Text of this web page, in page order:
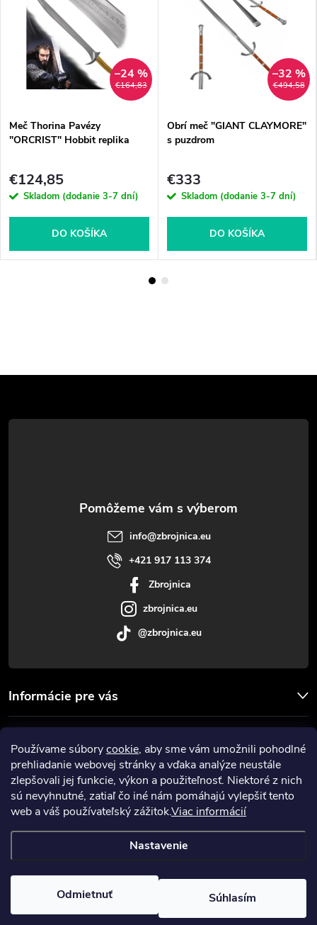
Používame súborycookie, aby sme vám umožnili pohodlné
prehliadanie webovej stránky a vďaka analýze neustále
zlepšovali jej funkcie, výkon a použiteľnosť. Niektoré z nich
sú nevyhnutné, zatiaľ čo iné nám pomáhajú vylepšiť tento
web a váš používateľský zážitok.Viac informácií
Nastavenie
Odmietnuť Súhlasím
€164,83
–24 %
Meč Thorina Pavézy
"ORCRIST" Hobbit replika
€124,85
Skladom (dodanie 3-7 dní)
DO KOŠÍKA
€494,58
–32 %
Obrí meč "GIANT CLAYMORE"
s puzdrom
€333
Skladom (dodanie 3-7 dní)
DO KOŠÍKA
á
Informácie pre vás
Prijímame online platby
info@zbrojnica.eu
+421 917 113 374
Zbrojnica
zbrojnica.eu
@zbrojnica.eu
cookies